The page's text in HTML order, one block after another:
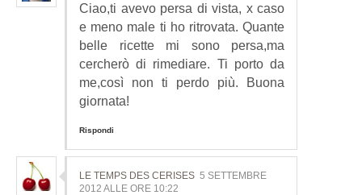
Ciao,ti avevo persa di vista, x caso
e meno male ti ho ritrovata. Quante
belle ricette mi sono persa,ma
cercherò di rimediare. Ti porto da
me,così non ti perdo più. Buona
giornata!
Rispondi
LE TEMPS DES CERISES 5 SETTEMBRE
2012 ALLE ORE 10:22